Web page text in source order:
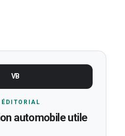
VB
ÉDITORIAL
automobile utile